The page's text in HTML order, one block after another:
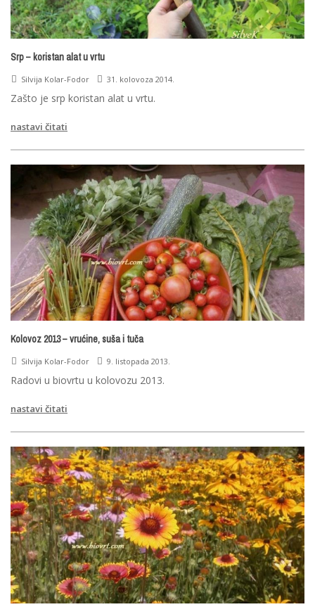
Srp – koristan alat u vrtu
Silvija Kolar-Fodor 31. kolovoza 2014.
Zašto je srp koristan alat u vrtu.
nastavi čitati
Kolovoz 2013 – vrućine, suša i tuča
Silvija Kolar-Fodor 9. listopada 2013.
Radovi u biovrtu u kolovozu 2013.
nastavi čitati